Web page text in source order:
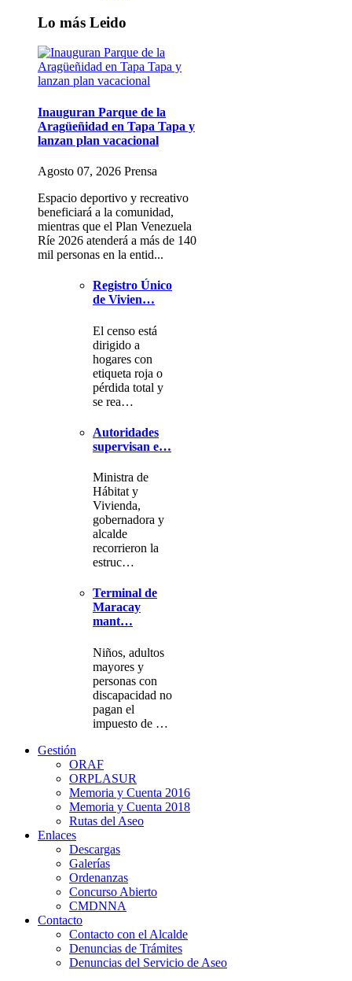
Lo más Leido
Inauguran Parque de la
Aragüeñidad en Tapa Tapa y
lanzan plan vacacional
Agosto 07, 2026 Prensa
Espacio deportivo y recreativo
beneficiará a la comunidad,
mientras que el Plan Venezuela
Ríe 2026 atenderá a más de 140
mil personas en la entid...
Registro Único
de Vivien…
El censo está
dirigido a
hogares con
etiqueta roja o
pérdida total y
se rea…
Autoridades
supervisan e…
Ministra de
Hábitat y
Vivienda,
gobernadora y
alcalde
recorrieron la
estruc…
Terminal de
Maracay
mant…
Niños, adultos
mayores y
personas con
discapacidad no
pagan el
impuesto de …
Gestión
ORAF
ORPLASUR
Memoria y Cuenta 2016
Memoria y Cuenta 2018
Rutas del Aseo
Enlaces
Descargas
Galerías
Ordenanzas
Concurso Abierto
CMDNNA
Contacto
Contacto con el Alcalde
Denuncias de Trámites
Denuncias del Servicio de Aseo